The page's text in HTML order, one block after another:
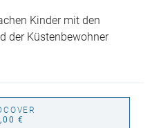
Kinder mit den
der Küstenbewohner
€